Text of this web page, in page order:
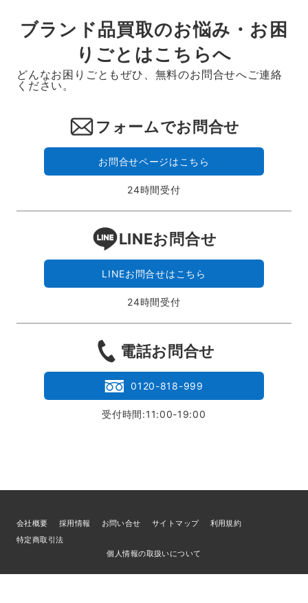
ブランド品買取のお悩み・お困
りごとはこちらへ
どんなお困りごともぜひ、無料のお問合せへご連絡
ください。
フォームでお問合せ
お問合せページはこちら
24時間受付
LINEお問合せ
LINEお問合せはこちら
24時間受付
電話お問合せ
0120-818-999
受付時間:11:00-19:00
会社概要 採用情報 お問い合せ サイトマップ
利用規約
特定商取引法
個人情報の取扱いについて